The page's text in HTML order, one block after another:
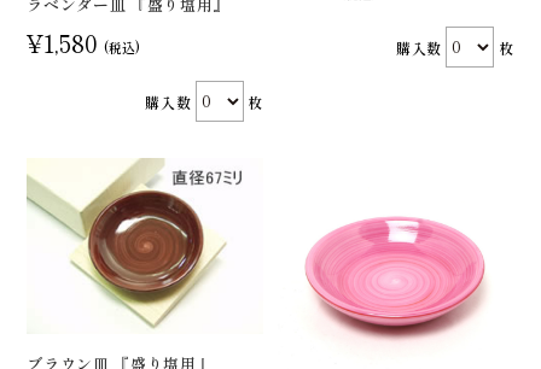
¥1,580 (税込)
購入数 枚
購入数 枚
ブラウン皿 『盛り塩用』